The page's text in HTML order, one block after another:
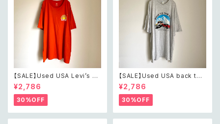
【SALE】Used USA Levi’s su
nrise design orange t shirt
レトロ アメリカ ユーズド 古着
リーバイス サンライズ デザイン
オレンジ Tシャツ XXL
¥2,786
30%OFF
【SALE】Used USA back to t
he 80s car design t shirt レ
トロ アメリカ ユーズド 古着 カ
ーデザイン ライトグレー Tシャ
ツ XXL
¥2,786
30%OFF